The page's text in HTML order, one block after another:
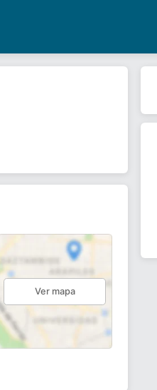
Ver mapa